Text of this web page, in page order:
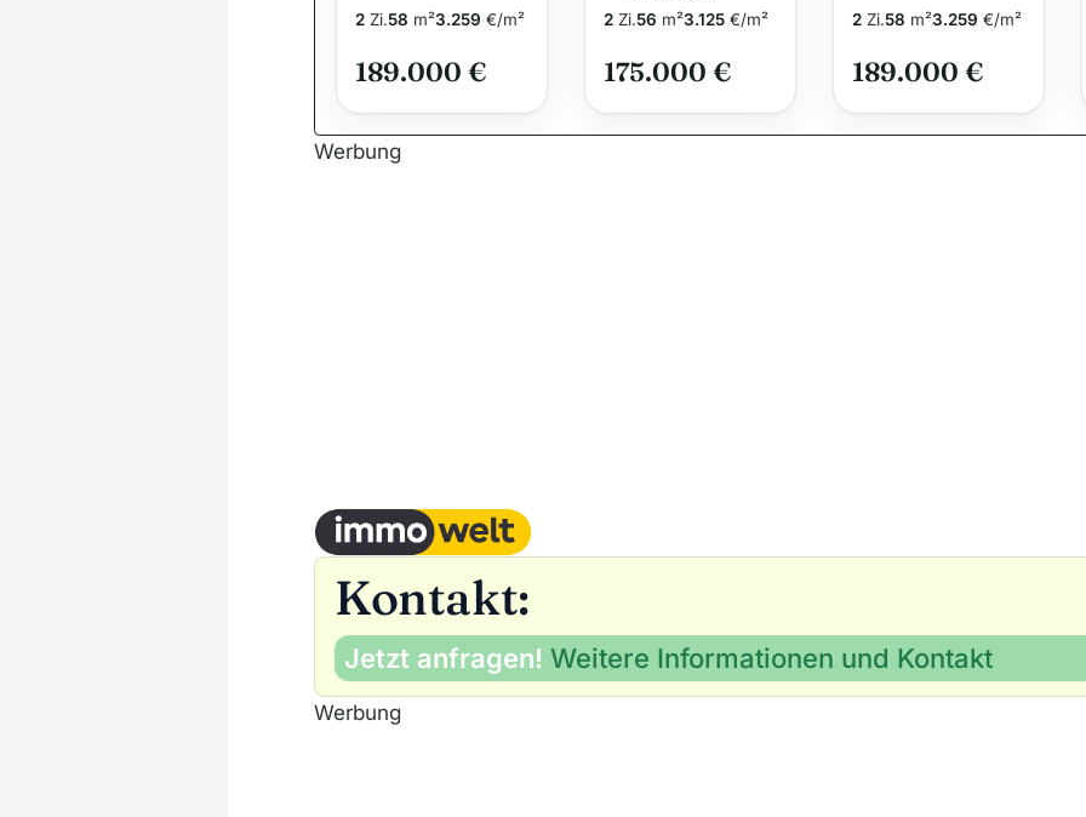
2 Zi.58 m²3.259 €/m²
189.000 €
2 Zi.56 m²3.125 €/m²
175.000 €
2 Zi.58 m²3.259 €/m²
189.000 €
Werbung
Kontakt:
Jetzt anfragen! Weitere Informationen und Kontakt
Werbung